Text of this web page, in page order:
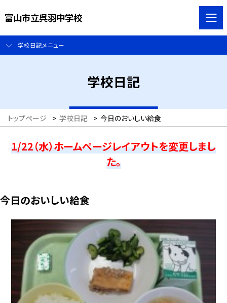
富山市立呉羽中学校
学校日記メニュー
学校日記
トップページ > 学校日記 > 今日のおいしい給食
1/22（水）ホームページレイアウトを変更しまし
た。
今日のおいしい給食